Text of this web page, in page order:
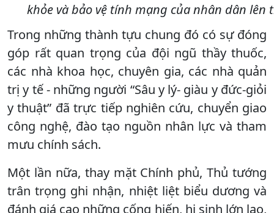
khỏe và bảo vệ tính mạng của nhân dân lên
Trong những thành tựu chung đó có sự đóng
góp rất quan trọng của đội ngũ thầy thuốc,
các nhà khoa học, chuyên gia, các nhà quản
trị y tế - những người “Sâu y lý- giàu y đức-giỏi
y thuật” đã trực tiếp nghiên cứu, chuyển giao
công nghệ, đào tạo nguồn nhân lực và tham
mưu chính sách.
Một lần nữa, thay mặt Chính phủ, Thủ tướng
trân trọng ghi nhận, nhiệt liệt biểu dương và
đánh giá cao những cống hiến, hi sinh lớn lao,